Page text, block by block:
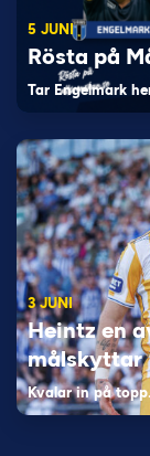
5 JUNI
Rösta på
Tar Engelmark
3 JUNI
Heintz en
målskyttar
Kvalar in på